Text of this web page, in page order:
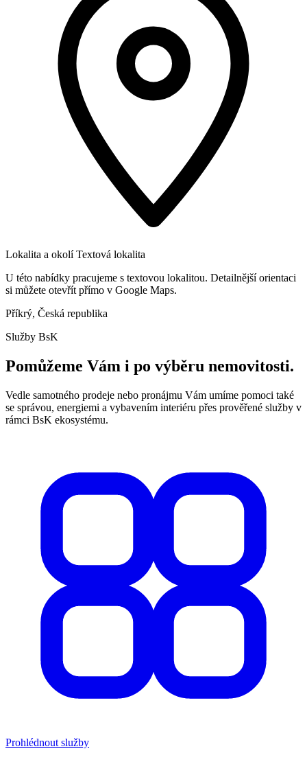
Lokalita a okolí Textová lokalita
U této nabídky pracujeme s textovou lokalitou. Detailnější orientaci
si můžete otevřít přímo v Google Maps.
Příkrý, Česká republika
Služby BsK
Pomůžeme Vám i po výběru nemovitosti.
Vedle samotného prodeje nebo pronájmu Vám umíme pomoci také
se správou, energiemi a vybavením interiéru přes prověřené služby v
rámci BsK ekosystému.
Prohlédnout služby